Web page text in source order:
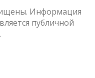
Информация
публичной